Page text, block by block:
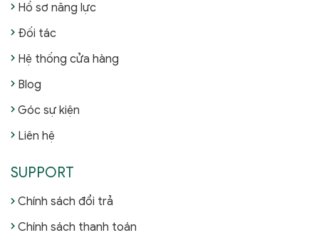
Hồ sơ năng lực
Đối tác
Hệ thống cửa hàng
Blog
Góc sự kiện
Liên hệ
SUPPORT
Chính sách đổi trả
Chính sách thanh toán